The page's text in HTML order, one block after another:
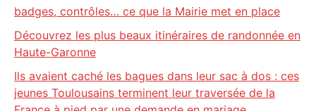
badges, contrôles… ce que la Mairie met en place
Découvrez les plus beaux itinéraires de randonnée en
Haute-Garonne
Ils avaient caché les bagues dans leur sac à dos : ces
jeunes Toulousains terminent leur traversée de la